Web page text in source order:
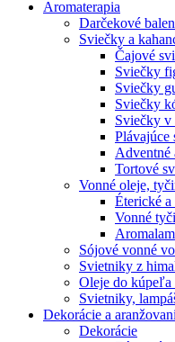
Aromaterapia
Darčekové
Sviečky a
Čajové
Sviečky
Sviečky
Sviečky
Sviečky v
Plávajúce
Adventné
Tortové
Vonné oleje,
Éterické
Vonné
Sójové vonné
Svietniky z
Oleje do kúpeľa
Svietniky,
Dekorácie a
Dekorácie